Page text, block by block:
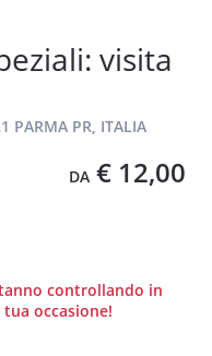
visita
PARMA PR, ITALIA
DA € 12,00
controllando in
occasione!